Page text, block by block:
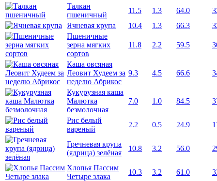
Талкан
пшеничный
11.5 1.3 64.0
Ячневая крупа
10.4 1.3 66.3
Пшеничные
зерна мягких
сортов
11.8 2.2 59.5
Каша овсяная
Леовит Худеем за
неделю Абрикос
9.3 4.5 66.6
Кукурузная каша
Малютка
безмолочная
7.0 1.0 84.5
Рис белый
вареный
2.2 0.5 24.9
Гречневая крупа
(ядрица) зелёная
10.8 3.2 56.0
Хлопья Пассим
Четыре злака
10.3 3.2 61.0